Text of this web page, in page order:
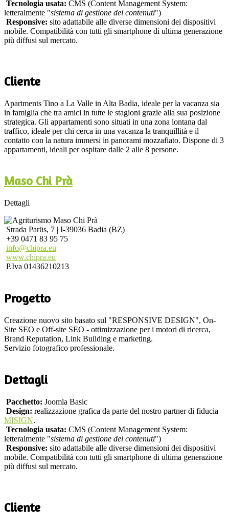
Tecnologia usata: CMS (Content Management System:
letteralmente "sistema di gestione dei contenuti")
Responsive: sito adattabile alle diverse dimensioni dei dispositivi
mobile. Compatibilità con tutti gli smartphone di ultima generazione
più diffusi sul mercato.
Cliente
Apartments Tino a La Valle in Alta Badia, ideale per la vacanza sia
in famiglia che tra amici in tutte le stagioni grazie alla sua posizione
strategica. Gli appartamenti sono situati in una zona lontana dal
traffico, ideale per chi cerca in una vacanza la tranquillità e il
contatto con la natura immersi in panorami mozzafiato. Dispone di 3
appartamenti, ideali per ospitare dalle 2 alle 8 persone.
Maso Chi Prà
Dettagli
Strada Parüs, 7 | I-39036 Badia (BZ)
+39 0471 83 95 75
info@chipra.eu
www.chipra.eu
P.Iva 01436210213
Progetto
Creazione nuovo sito basato sul "RESPONSIVE DESIGN", On-
Site SEO e Off-site SEO - ottimizzazione per i motori di ricerca,
Brand Reputation, Link Building e marketing.
Servizio fotografico professionale.
Dettagli
Pacchetto: Joomla Basic
Design: realizzazione grafica da parte del nostro partner di fiducia
MISIGN.
Tecnologia usata: CMS (Content Management System:
letteralmente "sistema di gestione dei contenuti")
Responsive: sito adattabile alle diverse dimensioni dei dispositivi
mobile. Compatibilità con tutti gli smartphone di ultima generazione
più diffusi sul mercato.
Cliente